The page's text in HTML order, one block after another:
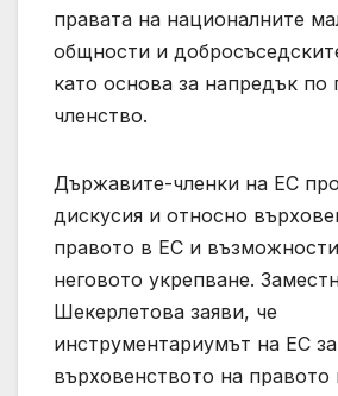
правата на националните
общности и
като основа за напредък по
членство.
Държавите-членки на ЕС
дискусия и относно
правото в ЕС и
неговото укрепване.
Шекерлетова заяви, че
инструментариумът на ЕС
върховенството на правото